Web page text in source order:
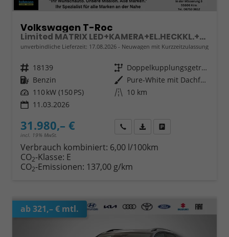
Volkswagen T-Roc
Limited MATRIX LED+KAMERA+EL.HECKKL.+PDC+SHZ
unverbindliche Lieferzeit: 17.08.2026 Neuwagen mit Kurzzeitzulassung
Fahrzeugnr. 18139 Getriebe
Doppelkupplungsgetriebe (DSG)
Kraftstoff Benzin Außenfarbe
Pure-White mit Dachfarbe in Deep Black Perleffekt
Leistung 110 kW (150 PS) Kilometerstand 10 km
11.03.2026
31.980,– €
incl. 19% MwSt.
Wir rufen Sie anFahrzeugexposé (PDF)
Verbrauch kombiniert: 6,00 l/100km
CO2-Klasse: E
CO2-Emissionen: 137,00 g/km
ab 321,– € mtl.